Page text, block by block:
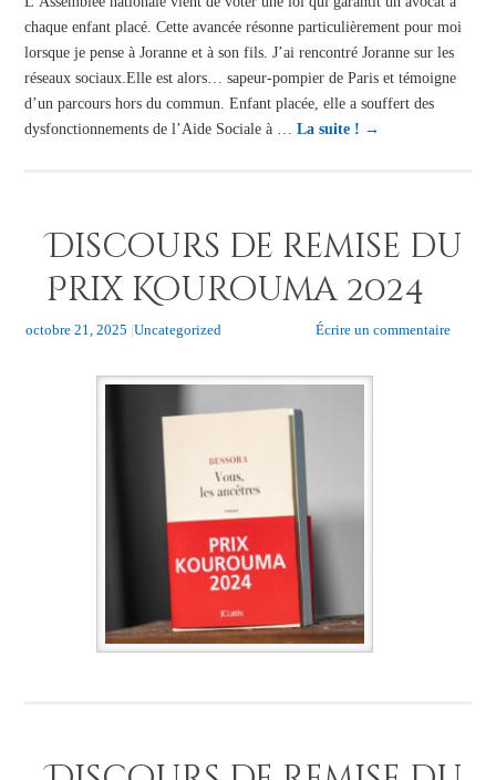
chaque enfant placé. Cette avancée résonne particulièrement pour moi
lorsque je pense à Joranne et à son fils. J’ai rencontré Joranne sur les
réseaux sociaux.Elle est alors… sapeur-pompier de Paris et témoigne
d’un parcours hors du commun. Enfant placée, elle a souffert des
dysfonctionnements de l’Aide Sociale à … La suite ! →
Discours de remise du
Prix Kourouma 2024
octobre 21, 2025 |Uncategorized Écrire un commentaire